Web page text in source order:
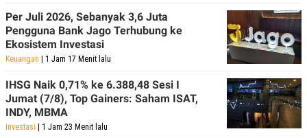
Per Juli 2026, Sebanyak 3,6 Juta
Pengguna Bank Jago Terhubung ke
Ekosistem Investasi
Keuangan | 1 Jam 17 Menit lalu
IHSG Naik 0,71% ke 6.388,48 Sesi I
Jumat (7/8), Top Gainers: Saham ISAT,
INDY, MBMA
Investasi | 1 Jam 23 Menit lalu